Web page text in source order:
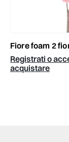
fiore foam 2 fiori 22b 5 foglie
Registrati o
acquistare